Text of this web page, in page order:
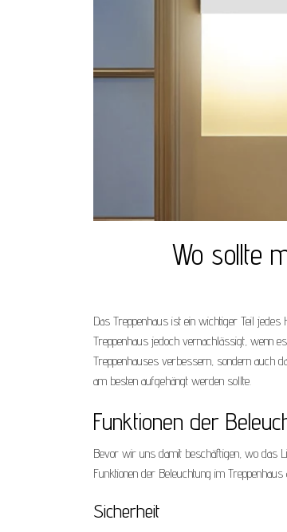
Wo sollte
Das Treppenhaus ist ein wichtiger Teil
Treppenhaus jedoch vernachlässigt, wenn
Treppenhauses verbessern, sondern auch
am besten aufgehängt werden sollte.
Funktionen der
Bevor wir uns damit beschäftigen, wo das
Funktionen der Beleuchtung im
Sicherheit